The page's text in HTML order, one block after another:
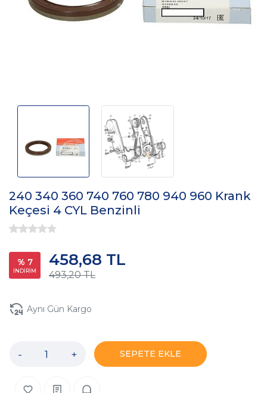
240 340 360 740 760 780 940 960 Krank
Keçesi 4 CYL Benzinli
% 7
İNDİRİM 493,20 TL
458,68 TL
Aynı Gün Kargo
- + SEPETE EKLE